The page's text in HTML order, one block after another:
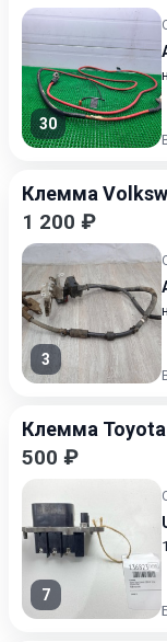
30
Клемма
1 200 ₽
3
Клемма Toyota
500 ₽
7